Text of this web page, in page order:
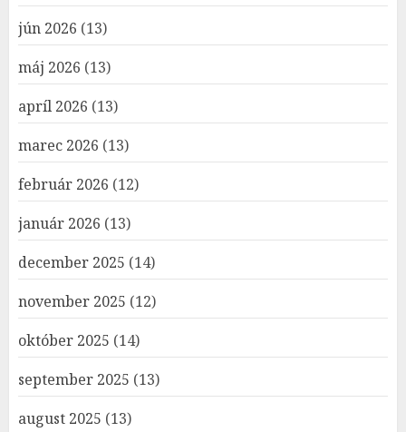
jún 2026 (13)
máj 2026 (13)
apríl 2026 (13)
marec 2026 (13)
február 2026 (12)
január 2026 (13)
december 2025 (14)
november 2025 (12)
október 2025 (14)
september 2025 (13)
august 2025 (13)